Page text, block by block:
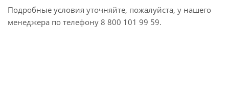
Подробные условия уточняйте, пожалуйста, у нашего
менеджера по телефону 8 800 101 99 59.